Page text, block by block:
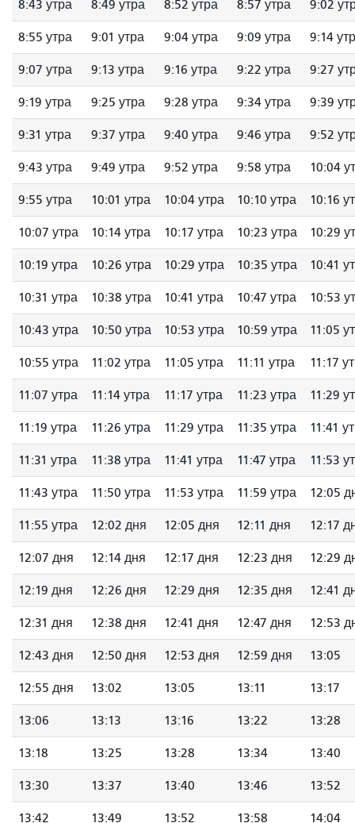
8:43 утра 8:49 утра 8:52 утра 8:57 утра 9:02
8:55 утра 9:01 утра 9:04 утра 9:09 утра 9:14
9:07 утра 9:13 утра 9:16 утра 9:22 утра 9:27
9:19 утра 9:25 утра 9:28 утра 9:34 утра 9:39
9:31 утра 9:37 утра 9:40 утра 9:46 утра 9:52
9:43 утра 9:49 утра 9:52 утра 9:58 утра 10:04
9:55 утра 10:01 утра 10:04 утра 10:10 утра 10:16
10:07 утра 10:14 утра 10:17 утра 10:23 утра 10:29
10:19 утра 10:26 утра 10:29 утра 10:35 утра 10:41
10:31 утра 10:38 утра 10:41 утра 10:47 утра 10:53
10:43 утра 10:50 утра 10:53 утра 10:59 утра 11:05
10:55 утра 11:02 утра 11:05 утра 11:11 утра 11:17
11:07 утра 11:14 утра 11:17 утра 11:23 утра 11:29
11:19 утра 11:26 утра 11:29 утра 11:35 утра 11:41
11:31 утра 11:38 утра 11:41 утра 11:47 утра 11:53
11:43 утра 11:50 утра 11:53 утра 11:59 утра 12:05
11:55 утра 12:02 дня 12:05 дня 12:11 дня 12:17
12:07 дня 12:14 дня 12:17 дня 12:23 дня 12:29
12:19 дня 12:26 дня 12:29 дня 12:35 дня 12:41
12:31 дня 12:38 дня 12:41 дня 12:47 дня 12:53
12:43 дня 12:50 дня 12:53 дня 12:59 дня 13:05
12:55 дня 13:02 13:05 13:11 13:17
13:06 13:13 13:16 13:22 13:28
13:18 13:25 13:28 13:34 13:40
13:30 13:37 13:40 13:46 13:52
13:42 13:49 13:52 13:58 14:04